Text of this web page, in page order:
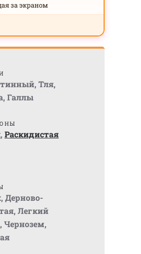
за экраном
, Тля,
, Галлы
, Раскидистая
, Дерново-
, Легкий
, Чернозем,